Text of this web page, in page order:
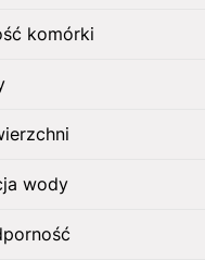
komórki
wody